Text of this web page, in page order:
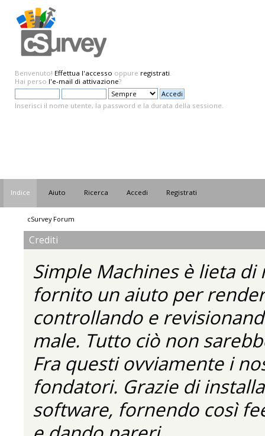
Benvenuto! Effettua l'accesso oppure registrati.
Hai perso l'e-mail di attivazione?
Inserisci il nome utente, la password e la durata della sessione.
Indice Aiuto Ricerca Accedi Registrati
cSurvey Forum
Crediti
Simple Machines è lieta
fornito un aiuto per
controllando e
male. Tutto ciò non
Fra questi ovviamente i
fondatori. Grazie di
software, fornendo così